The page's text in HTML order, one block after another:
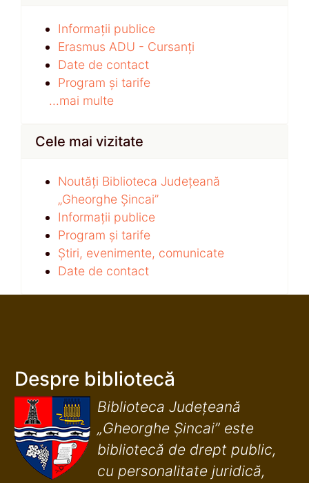
Informații publice
Erasmus ADU - Cursanți
Date de contact
Program și tarife
...mai multe
Cele mai vizitate
Noutăți Biblioteca Județeană
„Gheorghe Șincai”
Informații publice
Program și tarife
Știri, evenimente, comunicate
Date de contact
Despre bibliotecă
Biblioteca Județeană
„Gheorghe Șincai” este
bibliotecă de drept public,
cu personalitate juridică,